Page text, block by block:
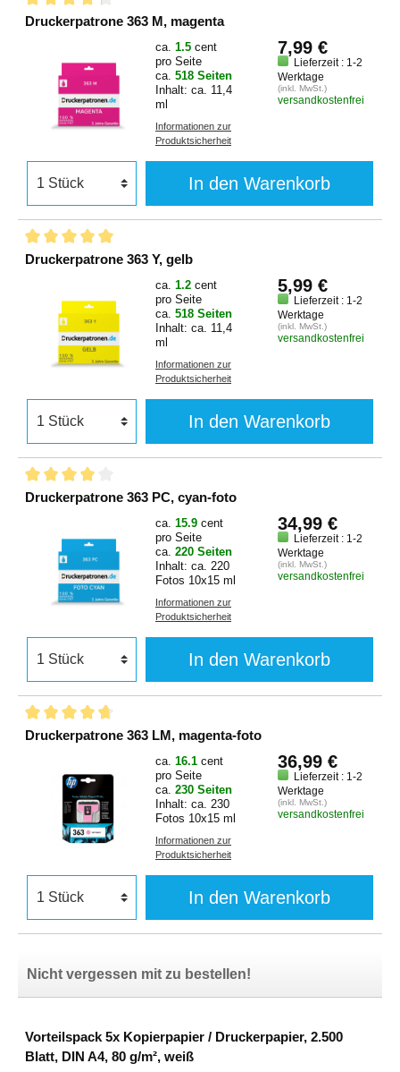
Druckerpatrone 363 M, magenta
ca. 1.5 cent
pro Seite
ca. 518 Seiten
Inhalt: ca. 11,4
ml
Informationen zur
Produktsicherheit
7,99 €
Lieferzeit : 1-2
Werktage
(inkl. MwSt.)
versandkostenfrei
In den Warenkorb
Druckerpatrone 363 Y, gelb
ca. 1.2 cent
pro Seite
ca. 518 Seiten
Inhalt: ca. 11,4
ml
Informationen zur
Produktsicherheit
5,99 €
Lieferzeit : 1-2
Werktage
(inkl. MwSt.)
versandkostenfrei
In den Warenkorb
Druckerpatrone 363 PC, cyan-foto
ca. 15.9 cent
pro Seite
ca. 220 Seiten
Inhalt: ca. 220
Fotos 10x15 ml
Informationen zur
Produktsicherheit
34,99 €
Lieferzeit : 1-2
Werktage
(inkl. MwSt.)
versandkostenfrei
In den Warenkorb
Druckerpatrone 363 LM, magenta-foto
ca. 16.1 cent
pro Seite
ca. 230 Seiten
Inhalt: ca. 230
Fotos 10x15 ml
Informationen zur
Produktsicherheit
36,99 €
Lieferzeit : 1-2
Werktage
(inkl. MwSt.)
versandkostenfrei
In den Warenkorb
Nicht vergessen mit zu bestellen!
Vorteilspack 5x Kopierpapier / Druckerpapier, 2.500
Blatt, DIN A4, 80 g/m², weiß